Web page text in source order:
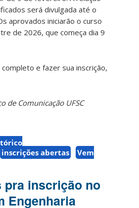
será divulgada até o
aprovados iniciarão o curso
de 2026, que começa dia 9
e fazer sua inscrição,
de Comunicação UFSC
inscrições abertas
Vem
pra inscrição no
Engenharia